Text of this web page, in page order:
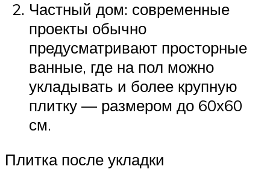
Частный дом: современные
проекты обычно
предусматривают просторные
ванные, где на пол можно
укладывать и более крупную
плитку — размером до 60х60
см.
Плитка после укладки